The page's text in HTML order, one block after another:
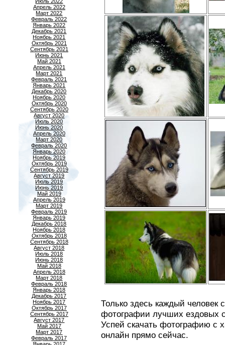
Апрель 2022
Март 2022
Февраль 2022
Январь 2022
Декабрь 2021
Ноябрь 2021
Октябрь 2021
Сентябрь 2021
Июнь 2021
Май 2021
Апрель 2021
Март 2021
Февраль 2021
Январь 2021
Декабрь 2020
Ноябрь 2020
Октябрь 2020
Сентябрь 2020
Август 2020
Июль 2020
Июнь 2020
Апрель 2020
Март 2020
Февраль 2020
Январь 2020
Ноябрь 2019
Октябрь 2019
Сентябрь 2019
Август 2019
Июль 2019
Июнь 2019
Май 2019
Апрель 2019
Март 2019
Февраль 2019
Январь 2019
Декабрь 2018
Ноябрь 2018
Октябрь 2018
Сентябрь 2018
Август 2018
Июль 2018
Июнь 2018
Май 2018
Апрель 2018
Март 2018
Февраль 2018
Январь 2018
Декабрь 2017
Ноябрь 2017
Октябрь 2017
Сентябрь 2017
Август 2017
Май 2017
Март 2017
Февраль 2017
Только здесь каждый человек
фотографии лучших ездовых
Успей скачать фотографию с
онлайн прямо сейчас.